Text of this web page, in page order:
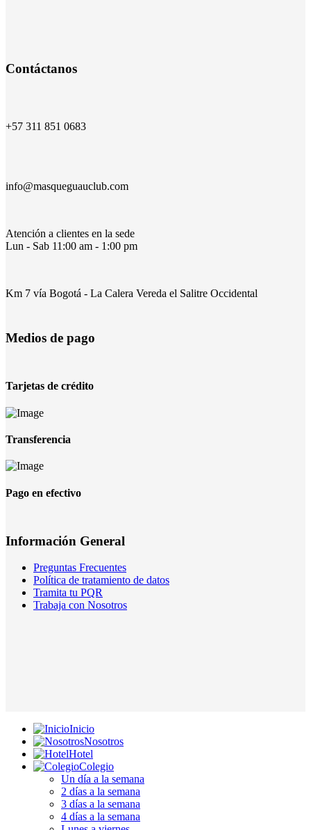
Contáctanos
+57 311 851 0683
info@masqueguauclub.com
Atención a clientes en la sede
Lun - Sab 11:00 am - 1:00 pm
Km 7 vía Bogotá - La Calera Vereda el Salitre Occidental
Medios de pago
Tarjetas de crédito
Transferencia
Pago en efectivo
Información General
Preguntas Frecuentes
Política de tratamiento de datos
Tramita tu PQR
Trabaja con Nosotros
Inicio
Nosotros
Hotel
Colegio
Un día a la semana
2 días a la semana
3 días a la semana
4 días a la semana